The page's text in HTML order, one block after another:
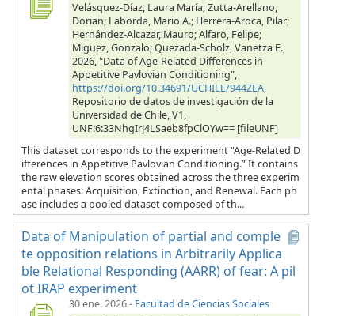
Velásquez-Díaz, Laura María; Zutta-Arellano,
Dorian; Laborda, Mario A.; Herrera-Aroca, Pilar;
Hernández-Alcazar, Mauro; Alfaro, Felipe;
Miguez, Gonzalo; Quezada-Scholz, Vanetza E.,
2026, "Data of Age-Related Differences in
Appetitive Pavlovian Conditioning",
https://doi.org/10.34691/UCHILE/944ZEA,
Repositorio de datos de investigación de la
Universidad de Chile, V1,
UNF:6:33NhgIrJ4LSaeb8fpClOYw== [fileUNF]
This dataset corresponds to the experiment “Age-Related D
ifferences in Appetitive Pavlovian Conditioning.” It contains
the raw elevation scores obtained across the three experim
ental phases: Acquisition, Extinction, and Renewal. Each ph
ase includes a pooled dataset composed of th...
Data of Manipulation of partial and comple
te opposition relations in Arbitrarily Applica
ble Relational Responding (AARR) of fear: A pil
ot IRAP experiment
30 ene. 2026- Facultad de Ciencias Sociales